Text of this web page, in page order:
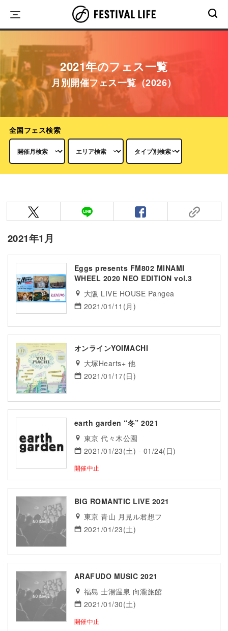
content
2021年のフェス一覧
月別開催フェス一覧（2026）
全国フェス検索
2021年1月
Eggs presents FM802 MINAMI
WHEEL 2020 NEO EDITION vol.3
大阪 LIVE HOUSE Pangea
2021/01/11(月)
オンラインYOIMACHI
大塚Hearts+ 他
2021/01/17(日)
earth garden “冬” 2021
東京 代々木公園
2021/01/23(土) - 01/24(日)
開催中止
BIG ROMANTIC LIVE 2021
東京 青山 月見ル君想フ
2021/01/23(土)
ARAFUDO MUSIC 2021
福島 士湯温泉 向瀧旅館
2021/01/30(土)
開催中止